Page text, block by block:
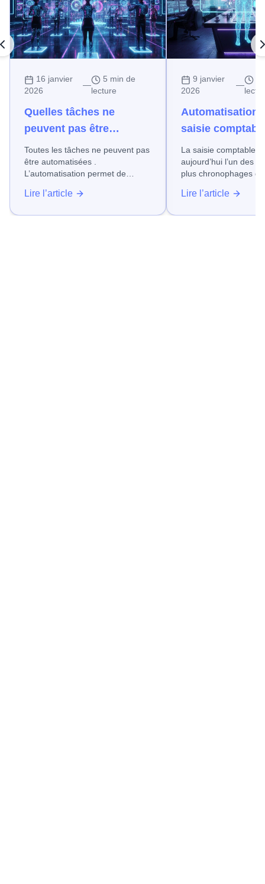
16 janvier
2026
—
5 min de
lecture
Quelles tâches ne
peuvent pas être
automatisées ?
Toutes les tâches ne peuvent pas
être automatisées .
L’automatisation permet de
de nombreux processus.
Lire l’article
9 janvier
2026
—
Automatisation
saisie
gagner du
fiabiliser vos
La saisie comptable reste
aujourd’hui l’un des
plus chronophages
domaine dans lequel
Lire l’article